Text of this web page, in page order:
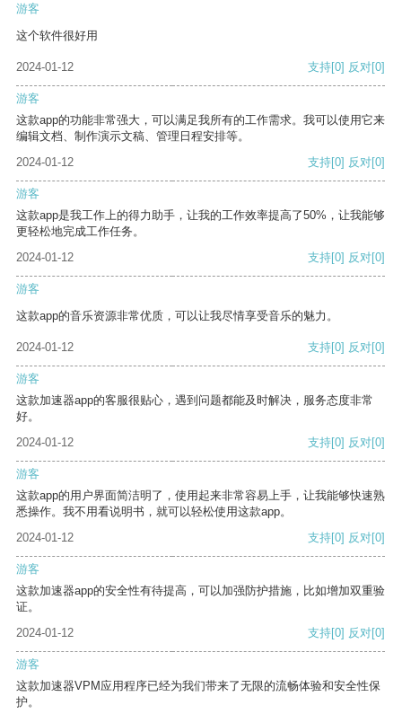
游客
这个软件很好用
2024-01-12 支持[0] 反对[0]
游客
这款app的功能非常强大，可以满足我所有的工作需求。我可以使用它来
编辑文档、制作演示文稿、管理日程安排等。
2024-01-12
支持[0] 反对[0]
游客
这款app是我工作上的得力助手，让我的工作效率提高了50%，让我能够
更轻松地完成工作任务。
2024-01-12
支持[0] 反对[0]
游客
这款app的音乐资源非常优质，可以让我尽情享受音乐的魅力。
2024-01-12 支持[0] 反对[0]
游客
这款加速器app的客服很贴心，遇到问题都能及时解决，服务态度非常
好。
2024-01-12
支持[0] 反对[0]
游客
这款app的用户界面简洁明了，使用起来非常容易上手，让我能够快速熟
悉操作。我不用看说明书，就可以轻松使用这款app。
2024-01-12
支持[0] 反对[0]
游客
这款加速器app的安全性有待提高，可以加强防护措施，比如增加双重验
证。
2024-01-12
支持[0] 反对[0]
游客
这款加速器VPM应用程序已经为我们带来了无限的流畅体验和安全性保
护。